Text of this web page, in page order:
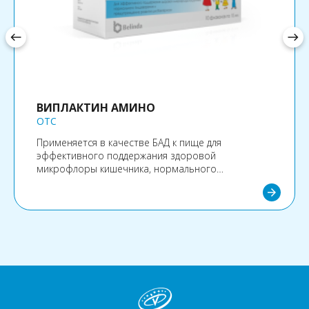
ВИПЛАКТИН АМИНО
OTC
Применяется в качестве БАД к пище для
эффективного поддержания здоровой
микрофлоры кишечника, нормального
arrow_forward
west east